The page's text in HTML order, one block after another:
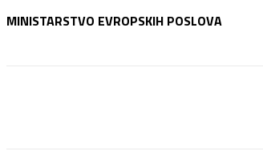
MINISTARSTVO EVROPSKIH POSLOVA